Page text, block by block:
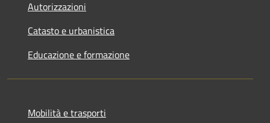
Autorizzazioni
Catasto e urbanistica
Educazione e formazione
Mobilità e trasporti